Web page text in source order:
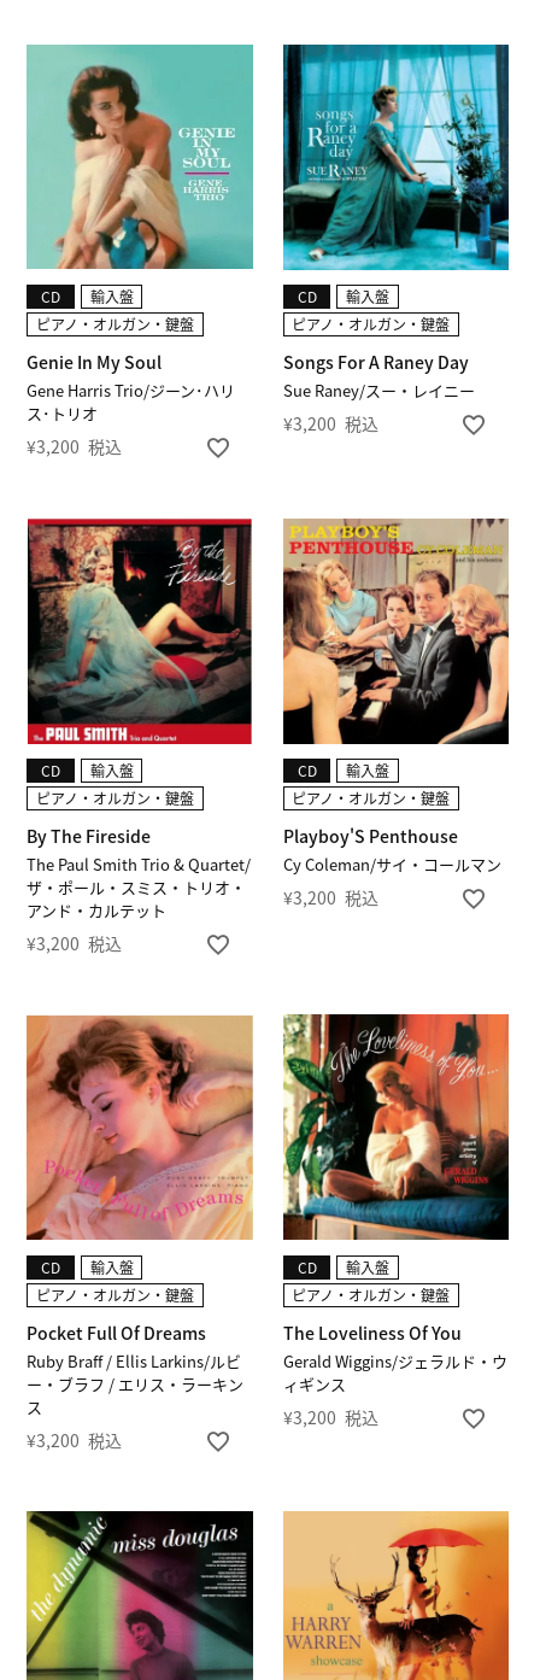
Gene Harris Trio/ジーン･ハリ
ス･トリオ
Genie In My Soul
CD
輸入盤
ピアノ・オルガン・鍵盤
¥3,200 税込
Sue Raney/スー・レイニー
Songs For A Raney Day
CD
輸入盤
ピアノ・オルガン・鍵盤
¥3,200 税込
The Paul Smith Trio & Quartet/
ザ・ポール・スミス・トリオ・
アンド・カルテット
By The Fireside
CD
輸入盤
ピアノ・オルガン・鍵盤
¥3,200 税込
Cy Coleman/サイ・コールマン
Playboy'S Penthouse
CD
輸入盤
ピアノ・オルガン・鍵盤
¥3,200 税込
Ruby Braff / Ellis Larkins/ルビ
ー・ブラフ / エリス・ラーキン
ス
Pocket Full Of Dreams
CD
輸入盤
ピアノ・オルガン・鍵盤
¥3,200 税込
Gerald Wiggins/ジェラルド・ウ
ィギンス
The Loveliness Of You
CD
輸入盤
ピアノ・オルガン・鍵盤
¥3,200 税込